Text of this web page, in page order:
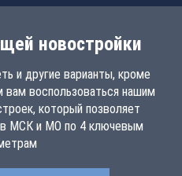
новостройки
и другие варианты, кроме
воспользоваться нашим
который позволяет
МСК и МО по 4 ключевым